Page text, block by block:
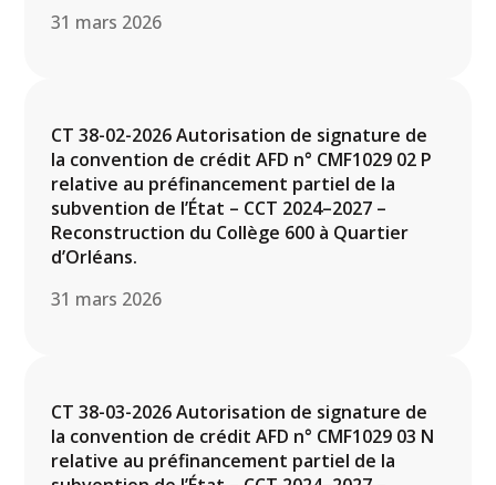
31 mars 2026
CT 38-02-2026 Autorisation de signature de
la convention de crédit AFD n° CMF1029 02 P
relative au préfinancement partiel de la
subvention de l’État – CCT 2024–2027 –
Reconstruction du Collège 600 à Quartier
d’Orléans.
31 mars 2026
CT 38-03-2026 Autorisation de signature de
la convention de crédit AFD n° CMF1029 03 N
relative au préfinancement partiel de la